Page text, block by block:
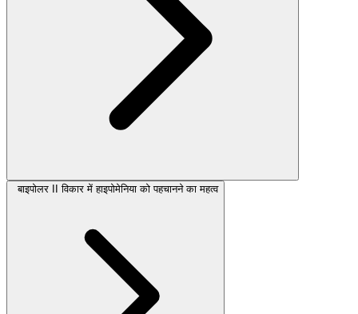
बाइपोलर II विकार में हाइपोमेनिया को पहचानने का महत्व